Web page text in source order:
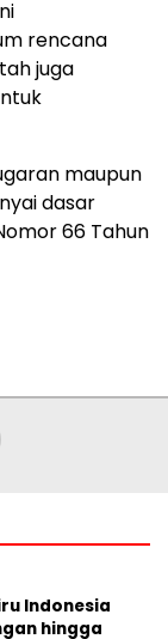
rencana
juga
maupun
dasar
66 Tahun
Indonesia
hingga